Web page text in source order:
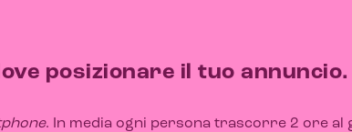
posizionare il tuo annuncio.
. In media ogni persona trascorre 2 ore al